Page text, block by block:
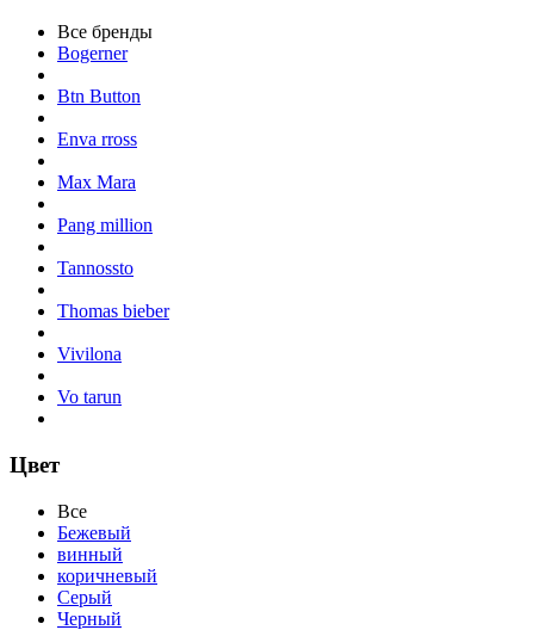
Все бренды
Bogerner
Btn Button
Enva rross
Max Mara
Pang million
Tannossto
Thomas bieber
Vivilona
Vo tarun
Цвет
Все
Бежевый
винный
коричневый
Серый
Черный